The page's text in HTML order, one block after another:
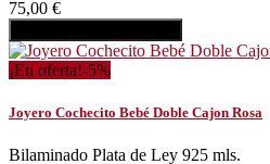
75,00 €
¡En oferta!-5%
Joyero Cochecito Bebé Doble Cajon Rosa
Bilaminado Plata de Ley 925 mls.